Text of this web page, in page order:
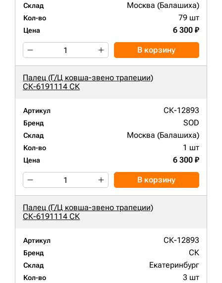
Склад Москва (Балашиха)
Кол-во 79 шт
Цена 6 300 ₽
В корзину
Палец (Г/Ц ковша-звено трапеции)
СК-6191114 СК
Артикул СК-12893
Бренд SOD
Склад Москва (Балашиха)
Кол-во 1 шт
Цена 6 300 ₽
В корзину
Палец (Г/Ц ковша-звено трапеции)
СК-6191114 СК
Артикул СК-12893
Бренд СК
Склад Екатеринбург
Кол-во 3 шт